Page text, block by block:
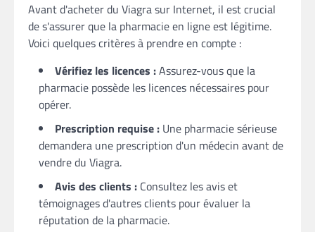
Avant d'acheter du Viagra sur Internet, il est crucial
de s'assurer que la pharmacie en ligne est légitime.
Voici quelques critères à prendre en compte :
Vérifiez les licences :Assurez-vous que la
pharmacie possède les licences nécessaires pour
opérer.
Prescription requise : Une pharmacie sérieuse
demandera une prescription d'un médecin avant de
vendre du Viagra.
Avis des clients : Consultez les avis et
témoignages d'autres clients pour évaluer la
réputation de la pharmacie.